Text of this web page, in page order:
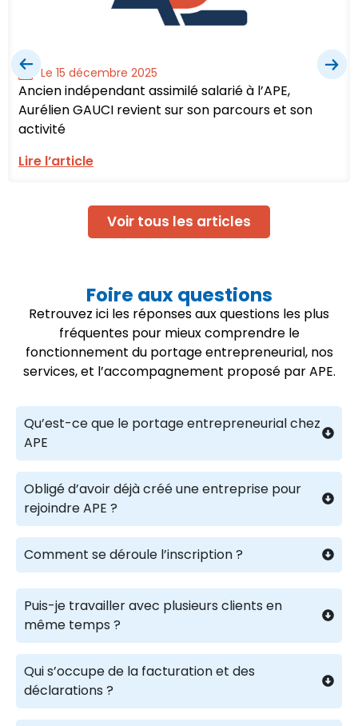
Le 15 décembre 2025
Ancien indépendant assimilé salarié à l’APE,
Aurélien GAUCI revient sur son parcours et son
activité
Lire l’article
Voir tous les articles
Foire aux questions
Retrouvez ici les réponses aux questions les plus
fréquentes pour mieux comprendre le
fonctionnement du portage entrepreneurial, nos
services, et l’accompagnement proposé par APE.
Qu’est-ce que le portage entrepreneurial chez
APE
Obligé d’avoir déjà créé une entreprise pour
rejoindre APE ?
Comment se déroule l’inscription ?
Puis-je travailler avec plusieurs clients en
même temps ?
Qui s’occupe de la facturation et des
déclarations ?